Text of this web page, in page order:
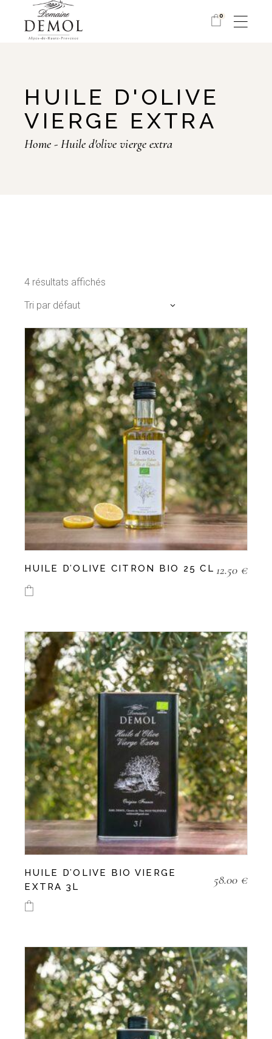
content
0
HUILE D'OLIVE
VIERGE EXTRA
Home Huile d'olive vierge extra
4 résultats affichés
Tri par défaut
HUILE D’OLIVE CITRON BIO 25 CL 12.50 €
HUILE D’OLIVE BIO VIERGE
EXTRA 3L
58.00 €